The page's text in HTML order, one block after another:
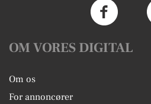
OM VORES DIGITAL
Om os
For annoncører